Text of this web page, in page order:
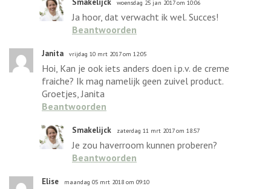
woensdag 25 jan 2017 om 10:06
Ja hoor, dat verwacht ik wel. Succes!
Beantwoorden
Janita vrijdag 10 mrt 2017 om 12:05
Hoi, Kan je ook iets anders doen i.p.v. de creme
fraiche? Ik mag namelijk geen zuivel product.
Groetjes, Janita
Beantwoorden
Smakelijck zaterdag 11 mrt 2017 om 18:57
Je zou haverroom kunnen proberen?
Beantwoorden
Elise maandag 05 mrt 2018 om 09:10